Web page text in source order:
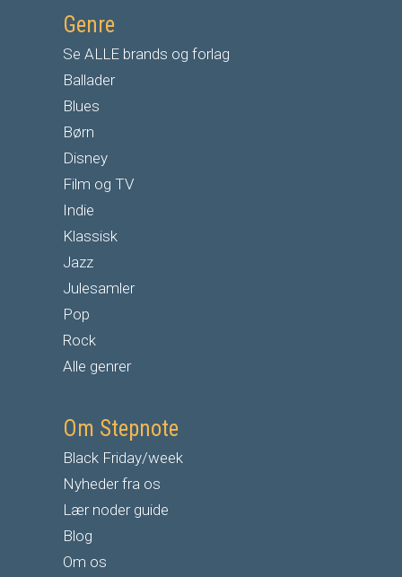
Genre
Se ALLE brands og forlag
Ballader
Blues
Børn
Disney
Film og TV
Indie
Klassisk
Jazz
Julesamler
Pop
Rock
Alle genrer
Om Stepnote
Black Friday/week
Nyheder fra os
Lær noder guide
Blog
Om os